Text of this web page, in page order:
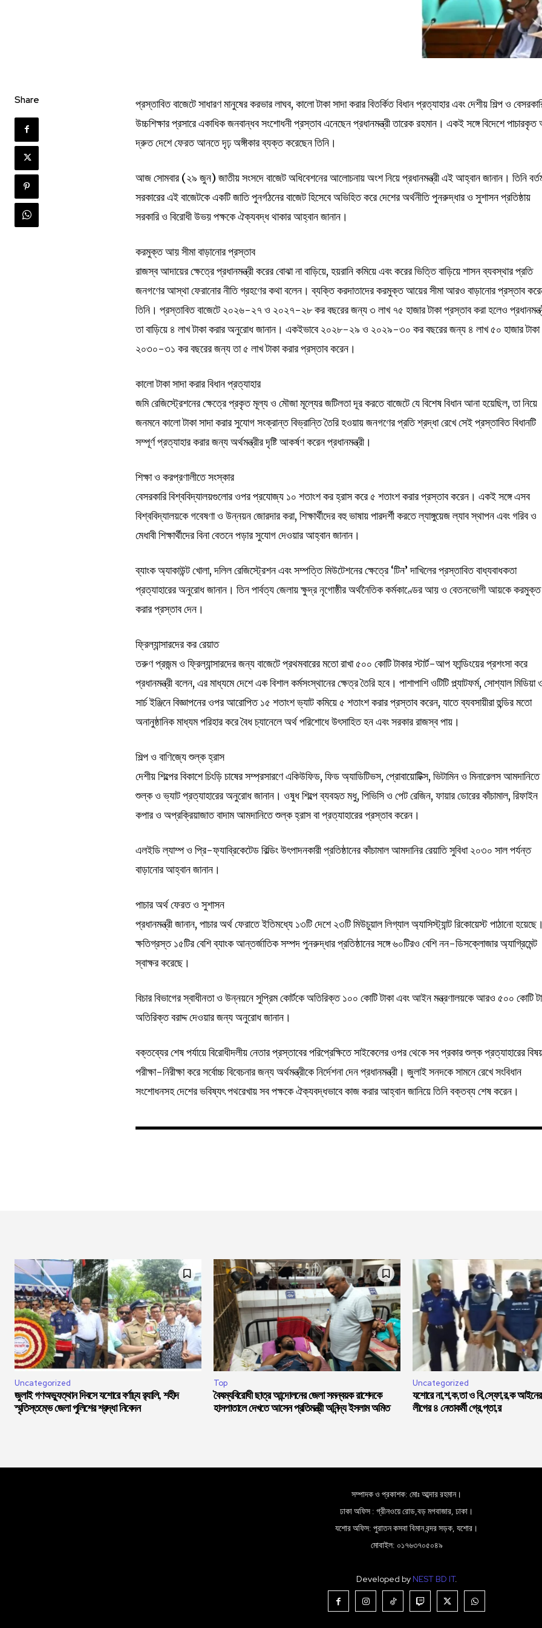
Share
প্রস্তাবিত বাজেটে সাধারণ মানুষের করভার লাঘব, কালো টাকা সাদা করার বিতর্কিত বিধান প্রত্যাহার এবং দেশীয় শিল্প ও
উচ্চশিক্ষার প্রসারে একাধিক জনবান্ধব সংশোধনী প্রস্তাব এনেছেন প্রধানমন্ত্রী তারেক রহমান। একই সঙ্গে বিদেশে পাচারকৃত
দ্রুত দেশে ফেরত আনতে দৃঢ় অঙ্গীকার ব্যক্ত করেছেন তিনি।
আজ সোমবার (২৯ জুন) জাতীয় সংসদে বাজেট অধিবেশনের আলোচনায় অংশ নিয়ে প্রধানমন্ত্রী এই আহ্বান জানান। তিনি
সরকারের এই বাজেটকে একটি জাতি পুনর্গঠনের বাজেট হিসেবে অভিহিত করে দেশের অর্থনীতি পুনরুদ্ধার ও সুশাসন প্রতিষ্ঠায়
সরকারি ও বিরোধী উভয় পক্ষকে ঐক্যবদ্ধ থাকার আহ্বান জানান।
করমুক্ত আয় সীমা বাড়ানোর প্রস্তাব
রাজস্ব আদায়ের ক্ষেত্রে প্রধানমন্ত্রী করের বোঝা না বাড়িয়ে, হয়রানি কমিয়ে এবং করের ভিত্তি বাড়িয়ে শাসন ব্যবস্থার প্রতি
জনগণের আস্থা ফেরানোর নীতি গ্রহণের কথা বলেন। ব্যক্তি করদাতাদের করমুক্ত আয়ের সীমা আরও বাড়ানোর প্রস্তাব
তিনি। প্রস্তাবিত বাজেটে ২০২৬-২৭ ও ২০২৭-২৮ কর বছরের জন্য ৩ লাখ ৭৫ হাজার টাকা প্রস্তাব করা হলেও
তা বাড়িয়ে ৪ লাখ টাকা করার অনুরোধ জানান। একইভাবে ২০২৮-২৯ ও ২০২৯-৩০ কর বছরের জন্য ৪ লাখ ৫০ হাজার টাকা
২০৩০-৩১ কর বছরের জন্য তা ৫ লাখ টাকা করার প্রস্তাব করেন।
কালো টাকা সাদা করার বিধান প্রত্যাহার
জমি রেজিস্ট্রেশনের ক্ষেত্রে প্রকৃত মূল্য ও মৌজা মূল্যের জটিলতা দূর করতে বাজেটে যে বিশেষ বিধান আনা হয়েছিল, তা নিয়ে
জনমনে কালো টাকা সাদা করার সুযোগ সংক্রান্ত বিভ্রান্তি তৈরি হওয়ায় জনগণের প্রতি শ্রদ্ধা রেখে সেই প্রস্তাবিত বিধানটি
সম্পূর্ণ প্রত্যাহার করার জন্য অর্থমন্ত্রীর দৃষ্টি আকর্ষণ করেন প্রধানমন্ত্রী।
শিক্ষা ও করপ্রণালীতে সংস্কার
বেসরকারি বিশ্ববিদ্যালয়গুলোর ওপর প্রযোজ্য ১০ শতাংশ কর হ্রাস করে ৫ শতাংশ করার প্রস্তাব করেন। একই সঙ্গে এসব
বিশ্ববিদ্যালয়কে গবেষণা ও উন্নয়ন জোরদার করা, শিক্ষার্থীদের বহু ভাষায় পারদর্শী করতে ল্যাঙ্গুয়েজ ল্যাব স্থাপন এবং গরিব ও
মেধাবী শিক্ষার্থীদের বিনা বেতনে পড়ার সুযোগ দেওয়ার আহ্বান জানান।
ব্যাংক অ্যাকাউন্ট খোলা, দলিল রেজিস্ট্রেশন এবং সম্পত্তি মিউটেশনের ক্ষেত্রে ‘টিন’ দাখিলের প্রস্তাবিত বাধ্যবাধকতা
প্রত্যাহারের অনুরোধ জানান। তিন পার্বত্য জেলায় ক্ষুদ্র নৃগোষ্ঠীর অর্থনৈতিক কর্মকাণ্ডের আয় ও বেতনভোগী আয়কে করমুক্ত
করার প্রস্তাব দেন।
ফ্রিল্যান্সারদের কর রেয়াত
তরুণ প্রজন্ম ও ফ্রিল্যান্সারদের জন্য বাজেটে প্রথমবারের মতো রাখা ৫০০ কোটি টাকার স্টার্ট-আপ ফান্ডিংয়ের প্রশংসা করে
প্রধানমন্ত্রী বলেন, এর মাধ্যমে দেশে এক বিশাল কর্মসংস্থানের ক্ষেত্র তৈরি হবে। পাশাপাশি ওটিটি প্ল্যাটফর্ম, সোশ্যাল মিডিয়া
সার্চ ইঞ্জিনে বিজ্ঞাপনের ওপর আরোপিত ১৫ শতাংশ ভ্যাট কমিয়ে ৫ শতাংশ করার প্রস্তাব করেন, যাতে ব্যবসায়ীরা হুন্ডির মতো
অনানুষ্ঠানিক মাধ্যম পরিহার করে বৈধ চ্যানেলে অর্থ পরিশোধে উৎসাহিত হন এবং সরকার রাজস্ব পায়।
শিল্প ও বাণিজ্যে শুল্ক হ্রাস
দেশীয় শিল্পের বিকাশে চিংড়ি চাষের সম্প্রসারণে একিউফিড, ফিড অ্যাডিটিভস, প্রোবায়োটিক্স, ভিটামিন ও মিনারেলস
শুল্ক ও ভ্যাট প্রত্যাহারের অনুরোধ জানান। ওষুধ শিল্পে ব্যবহৃত মধু, পিভিসি ও পেট রেজিন, ফায়ার ডোরের কাঁচামাল, রিফাইন
কপার ও অপ্রক্রিয়াজাত বাদাম আমদানিতে শুল্ক হ্রাস বা প্রত্যাহারের প্রস্তাব করেন।
এলইডি ল্যাম্প ও প্রি-ফ্যাব্রিকেটেড বিল্ডিং উৎপাদনকারী প্রতিষ্ঠানের কাঁচামাল আমদানির রেয়াতি সুবিধা ২০৩০ সাল পর্যন্ত
বাড়ানোর আহ্বান জানান।
পাচার অর্থ ফেরত ও সুশাসন
প্রধানমন্ত্রী জানান, পাচার অর্থ ফেরাতে ইতিমধ্যে ১৩টি দেশে ২৩টি মিউচুয়াল লিগ্যাল অ্যাসিস্ট্যান্ট রিকোয়েস্ট পাঠানো হয়েছে।
ক্ষতিগ্রস্ত ১৫টির বেশি ব্যাংক আন্তর্জাতিক সম্পদ পুনরুদ্ধার প্রতিষ্ঠানের সঙ্গে ৬০টিরও বেশি নন-ডিসক্লোজার অ্যাগ্রিমেন্ট
স্বাক্ষর করেছে।
বিচার বিভাগের স্বাধীনতা ও উন্নয়নে সুপ্রিম কোর্টকে অতিরিক্ত ১০০ কোটি টাকা এবং আইন মন্ত্রণালয়কে আরও ৫০০ কোটি
অতিরিক্ত বরাদ্দ দেওয়ার জন্য অনুরোধ জানান।
বক্তব্যের শেষ পর্যায়ে বিরোধীদলীয় নেতার প্রস্তাবের পরিপ্রেক্ষিতে সাইকেলের ওপর থেকে সব প্রকার শুল্ক প্রত্যাহারের
পরীক্ষা-নিরীক্ষা করে সর্বোচ্চ বিবেচনার জন্য অর্থমন্ত্রীকে নির্দেশনা দেন প্রধানমন্ত্রী। জুলাই সনদকে সামনে রেখে সংবিধান
সংশোধনসহ দেশের ভবিষ্যৎ পথরেখায় সব পক্ষকে ঐক্যবদ্ধভাবে কাজ করার আহ্বান জানিয়ে তিনি বক্তব্য শেষ করেন।
Uncategorized
জুলাই গণঅভ্যুত্থান দিবসে যশোরে বর্ণাঢ্য র‍্যালি, শহীদ
স্মৃতিস্তম্ভে জেলা পুলিশের শ্রদ্ধা নিবেদন
Top
বৈষম্যবিরোধী ছাত্র আন্দোলনের জেলা সমন্বয়ক রাশেদকে
হাসপাতালে দেখতে আসেন প্রতিমন্ত্রী অনিন্দ্য ইসলাম অমিত
Uncategorized
যশোরে না,শ,ক,তা ও বি,স্ফো,র,ক
লীগের ৪ নেতাকর্মী গ্রে,প্তা,র
সম্পাদক ও প্রকাশক: মোঃ আব্দার রহমান।
ঢাকা অফিস : গ্রীনওয়ে রোড,বড় মগবাজার, ঢাকা।
যশোর অফিস: পুরাতন কসবা বিমান বন্দর সড়ক, যশোর।
মোবাইল: ০১৭৬৩৭০৫০৪৯
Developed by NEST BD IT.